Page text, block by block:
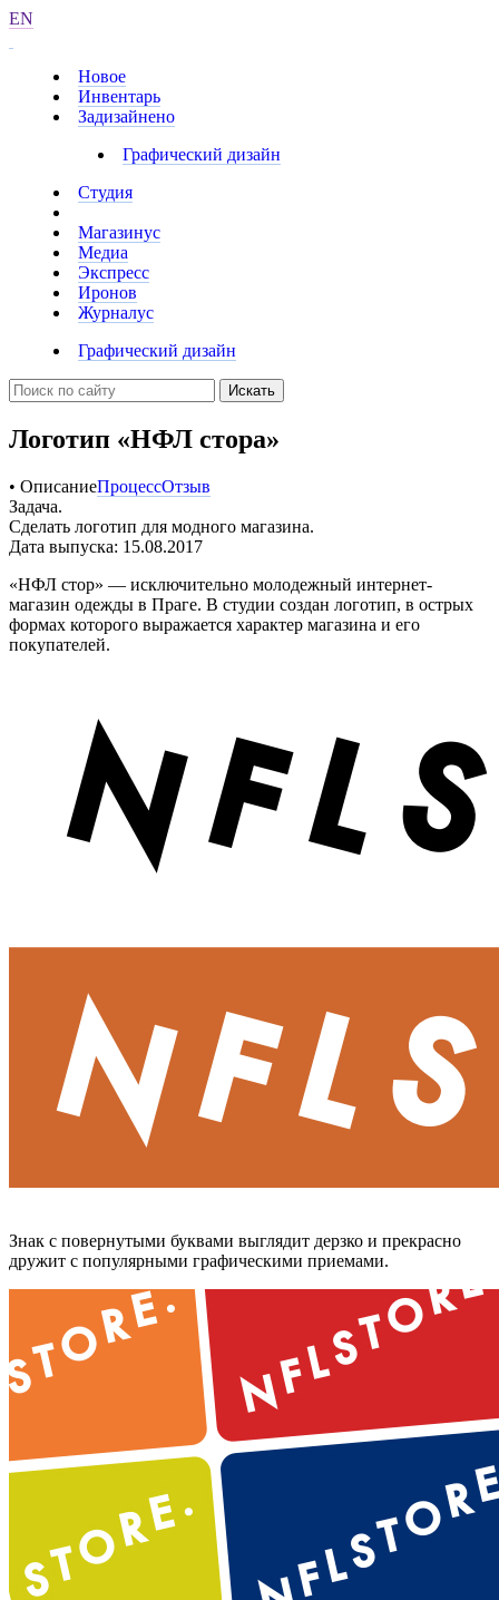
EN
Новое
Инвентарь
Задизайнено
Графический дизайн
Студия
Магазинус
Медиа
Экспресс
Иронов
Журналус
Графический дизайн
Искать
Логотип «НФЛ стора»
• ОписаниеПроцессОтзыв
Задача.
Сделать логотип для модного магазина.
Дата выпуска: 15.08.2017
«НФЛ стор» — исключительно молодежный интернет-
магазин одежды в Праге. В студии создан логотип, в острых
формах которого выражается характер магазина и его
покупателей.
Знак с повернутыми буквами выглядит дерзко и прекрасно
дружит с популярными графическими приемами.